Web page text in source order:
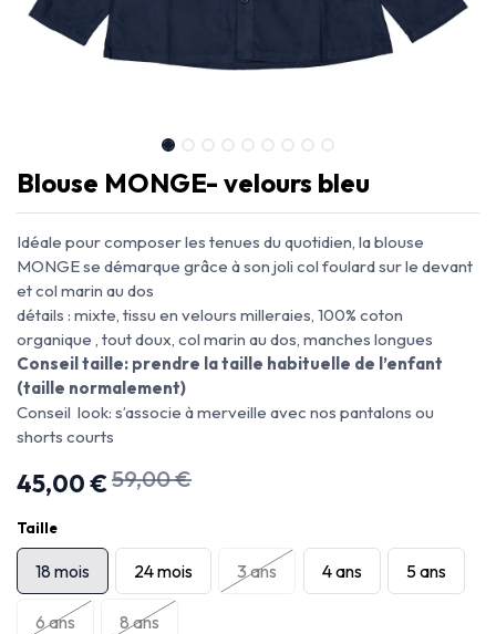
Blouse MONGE- velours bleu
Idéale pour composer les tenues du quotidien, la blouse
MONGE se démarque grâce à son joli col foulard sur le devant
et col marin au dos
détails : mixte, tissu en velours milleraies, 100% coton
organique , tout doux, col marin au dos, manches longues
Conseil taille: prendre la taille habituelle de l’enfant
(taille normalement)
Conseil look: s’associe à merveille avec nos pantalons ou
shorts courts
45,00€59,00€
Taille
18 mois 24 mois 3 ans 4 ans 5 ans
6 ans
8 ans